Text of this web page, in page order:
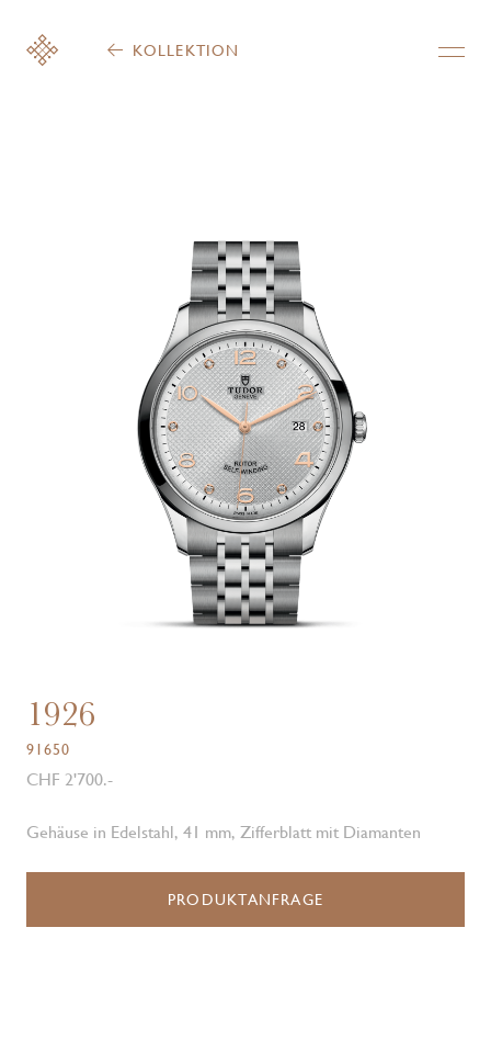
KOLLEKTION
1926
91650
CHF 2'700.-
Gehäuse in Edelstahl, 41 mm, Zifferblatt mit Diamanten
PRODUKTANFRAGE